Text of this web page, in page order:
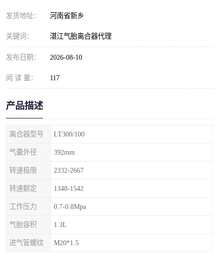
发货地址： 河南省新乡
关键词： 湛江气胎离合器代理
发布日期： 2026-08-10
阅 读 量： 117
产品描述
离合器型号 LT300/100
气囊外径 392mm
转速极限 2332-2667
转速额定 1348-1542
工作压力 0.7-0.8Mpa
气胎容积 1.3L
进气管螺纹 M20*1.5